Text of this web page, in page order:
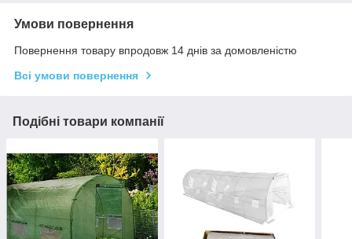
Умови повернення
Повернення товару впродовж 14 днів за домовленістю
Всі умови повернення
Подібні товари компанії